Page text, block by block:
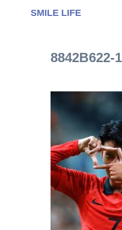
SMILE LIFE
8842B622-